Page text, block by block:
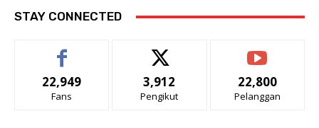
STAY CONNECTED
22,949
Fans
3,912
Pengikut
22,800
Pelanggan